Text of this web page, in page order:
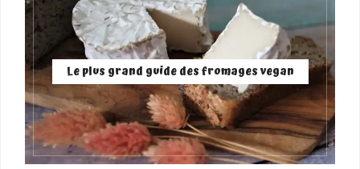
Le plus grand guide des fromages vegan